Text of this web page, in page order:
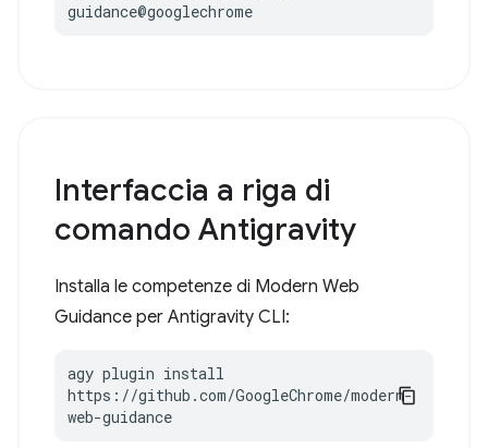
guidance@googlechrome
Interfaccia a riga di
comando Antigravity
Installa le competenze di Modern Web
Guidance per Antigravity CLI:
agy plugin install
https://github.com/GoogleChrome/modern-
web-guidance